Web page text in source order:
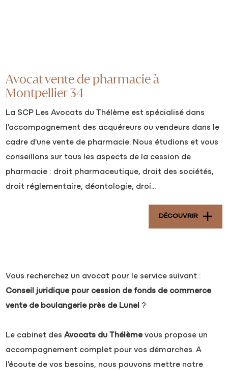
Avocat vente de pharmacie à
Montpellier 34
La SCP Les Avocats du Thélème est spécialisé dans
l'accompagnement des acquéreurs ou vendeurs dans le
cadre d'une vente de pharmacie. Nous étudions et vous
conseillons sur tous les aspects de la cession de
pharmacie : droit pharmaceutique, droit des sociétés,
droit réglementaire, déontologie, droi...
DÉCOUVRIR
Vous recherchez un avocat pour le service suivant :
Conseil juridique pour cession de fonds de commerce
vente de boulangerie près de Lunel ?
Le cabinet desAvocats du Thélèmevous propose un
accompagnement complet pour vos démarches. A
l'écoute de vos besoins, nous pouvons mettre notre